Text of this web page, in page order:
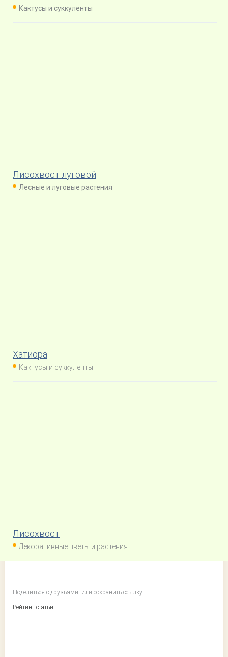
Кактусы и суккуленты
Лисохвост луговой
Лесные и луговые растения
Хатиора
Кактусы и суккуленты
Лисохвост
Декоративные цветы и растения
Поделиться с друзьями, или сохранить ссылку
Рейтинг статьи